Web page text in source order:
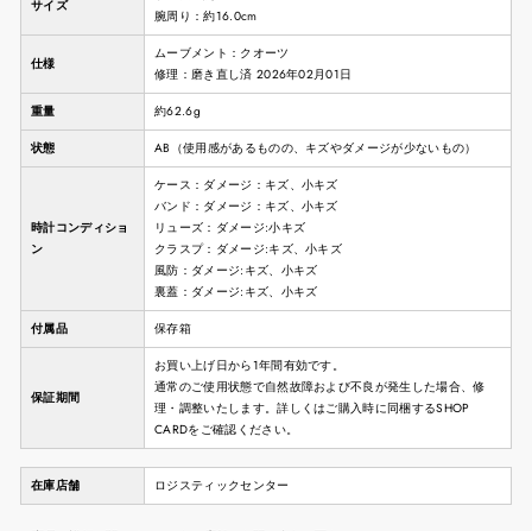
サイズ
腕周り：約16.0cm
仕様
ムーブメント：クオーツ
修理：磨き直し済 2026年02月01日
重量 約62.6g
状態 AB（使用感があるものの、キズやダメージが少ないもの）
時計コンディショ
ン
ケース：ダメージ：キズ、小キズ
バンド：ダメージ：キズ、小キズ
リューズ：ダメージ:小キズ
クラスプ：ダメージ:キズ、小キズ
風防：ダメージ:キズ、小キズ
裏蓋：ダメージ:キズ、小キズ
付属品 保存箱
保証期間
お買い上げ日から1年間有効です。
通常のご使用状態で自然故障および不良が発生した場合、修
理・調整いたします。詳しくはご購入時に同梱するSHOP
CARDをご確認ください。
在庫店舗 ロジスティックセンター